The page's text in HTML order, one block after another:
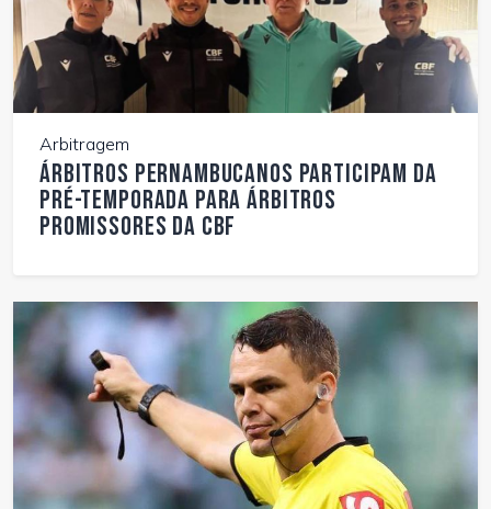
Arbitragem
Árbitros pernambucanos participam da
Pré-Temporada para Árbitros
Promissores da CBF